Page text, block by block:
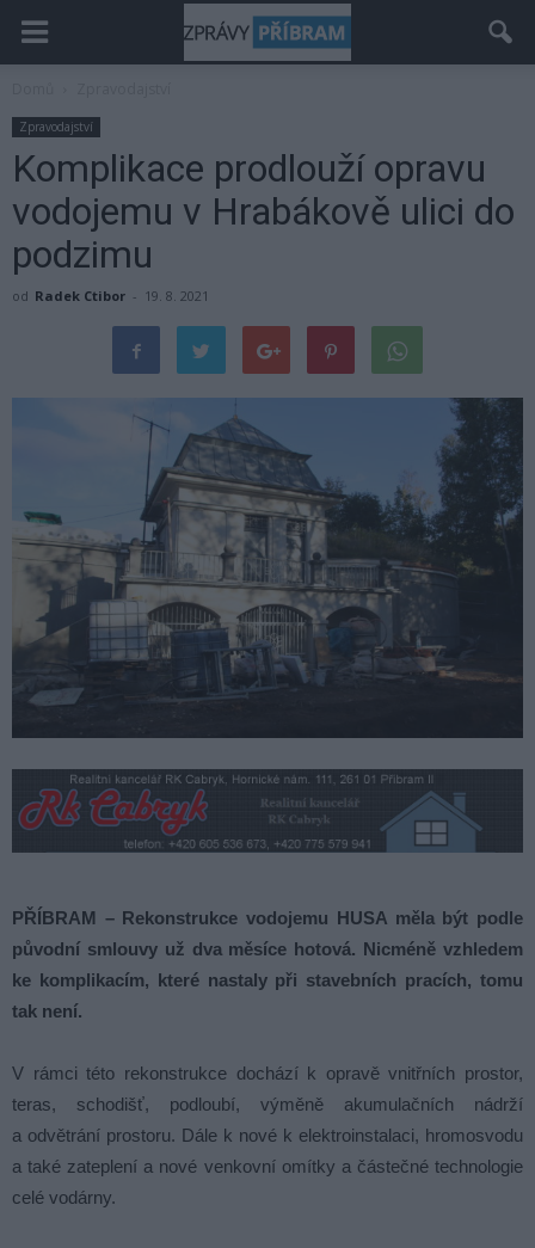
Zpravodajství
Komplikace prodlouží opravu
vodojemu v Hrabákově ulici do
podzimu
od Radek Ctibor - 19. 8. 2021
PŘÍBRAM – Rekonstrukce vodojemu HUSA měla být podle
původní smlouvy už dva měsíce hotová. Nicméně vzhledem
ke komplikacím, které nastaly při stavebních pracích, tomu
tak není.
V rámci této rekonstrukce dochází k opravě vnitřních prostor,
teras, schodišť, podloubí, výměně akumulačních nádrží
a odvětrání prostoru. Dále k nové k elektroinstalaci, hromosvodu
a také zateplení a nové venkovní omítky a částečné technologie
celé vodárny.